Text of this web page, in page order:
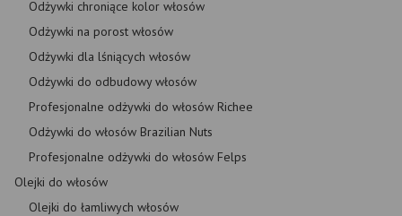
Odżywki chroniące kolor włosów
Odżywki na porost włosów
Odżywki dla lśniących włosów
Odżywki do odbudowy włosów
Profesjonalne odżywki do włosów Richee
Odżywki do włosów Brazilian Nuts
Profesjonalne odżywki do włosów Felps
Olejki do włosów
Olejki do łamliwych włosów